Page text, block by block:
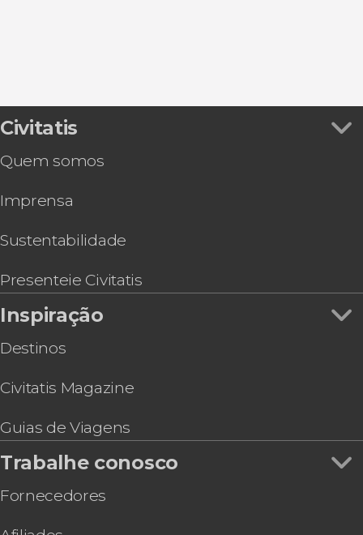
Civitatis
Quem somos
Imprensa
Sustentabilidade
Presenteie Civitatis
Inspiração
Destinos
Civitatis Magazine
Guias de Viagens
Trabalhe conosco
Fornecedores